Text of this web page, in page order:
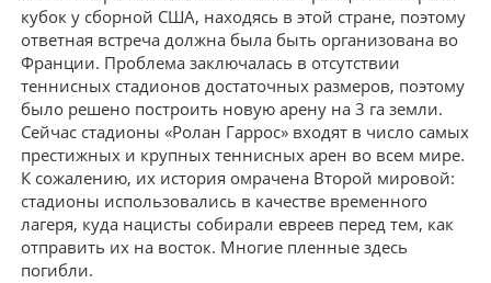
кубок у сборной США, находясь в этой стране, поэтому
ответная встреча должна была быть организована во
Франции. Проблема заключалась в отсутствии
теннисных стадионов достаточных размеров, поэтому
было решено построить новую арену на 3 га земли.
Сейчас стадионы «Ролан Гаррос» входят в число самых
престижных и крупных теннисных арен во всем мире.
К сожалению, их история омрачена Второй мировой:
стадионы использовались в качестве временного
лагеря, куда нацисты собирали евреев перед тем, как
отправить их на восток. Многие пленные здесь
погибли.